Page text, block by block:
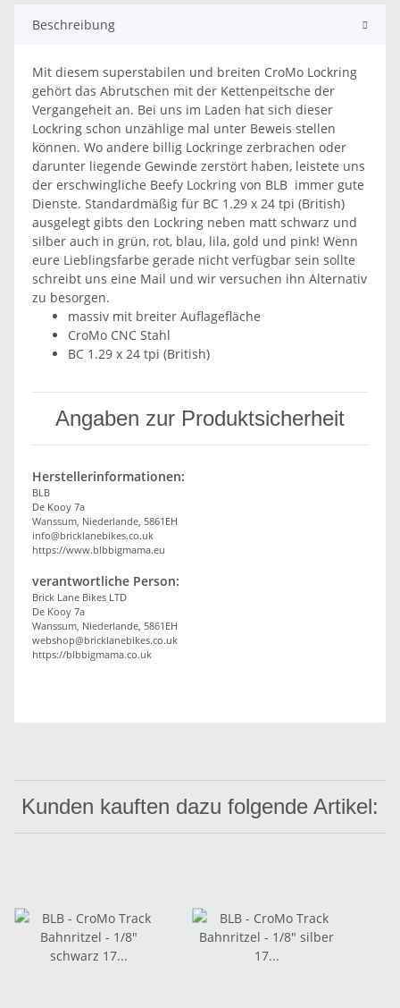
Beschreibung
Mit diesem superstabilen und breiten CroMo Lockring
gehört das Abrutschen mit der Kettenpeitsche der
Vergangeheit an. Bei uns im Laden hat sich dieser
Lockring schon unzählige mal unter Beweis stellen
können. Wo andere billig Lockringe zerbrachen oder
darunter liegende Gewinde zerstört haben, leistete uns
der erschwingliche Beefy Lockring von BLB immer gute
Dienste. Standardmäßig für BC 1.29 x 24 tpi (British)
ausgelegt gibts den Lockring neben matt schwarz und
silber auch in grün, rot, blau, lila, gold und pink! Wenn
eure Lieblingsfarbe gerade nicht verfügbar sein sollte
schreibt uns eine Mail und wir versuchen ihn Alternativ
zu besorgen.
massiv mit breiter Auflagefläche
CroMo CNC Stahl
BC 1.29 x 24 tpi (British)
Angaben zur Produktsicherheit
Herstellerinformationen:
BLB
De Kooy 7a
Wanssum, Niederlande, 5861EH
info@bricklanebikes.co.uk
https://www.blbbigmama.eu
verantwortliche Person:
Brick Lane Bikes LTD
De Kooy 7a
Wanssum, Niederlande, 5861EH
webshop@bricklanebikes.co.uk
https://blbbigmama.co.uk
Kunden kauften dazu folgende Artikel: